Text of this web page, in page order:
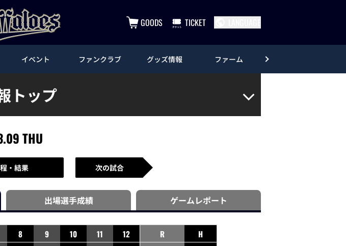
GOODS TICKET
イベント ファンクラブ グッズ情報 ファーム
トップ
THU
・結果 次の試合
出場選手成績 ゲームレポート
8 9 10 11 12 R H